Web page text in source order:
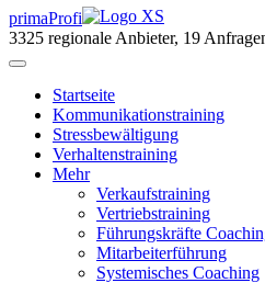
primaProfi
3325 regionale Anbieter, 19
Startseite
Kommunikationstraining
Stressbewältigung
Verhaltenstraining
Mehr
Verkaufstraining
Vertriebstraining
Führungskräfte
Mitarbeiterführung
Systemisches Coaching